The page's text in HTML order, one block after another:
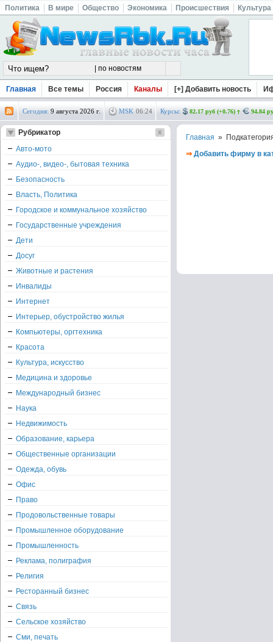
Политика В мире Общество Экономика Происшествия Культура
Главная Все темы Россия Каналы [+] Добавить новость
Сегодня: 9 августа 2026 г. MSK 06:24 Курсы: 82.17 руб (+0.76) 94.84
Главная »
⇒ Добавить фирму в
Рубрикатор
Авто-мото
Аудио-, видео-, бытовая техника
Безопасность
Власть, Политика
Городское и коммунальное хозяйство
Государственные учреждения
Дети
Досуг
Животные и растения
Инвалиды
Интернет
Интерьер, обустройство жилья
Компьютеры, оргтехника
Красота
Культура, искусство
Медицина и здоровье
Международный бизнес
Наука
Недвижимость
Образование, карьера
Общественные организации
Одежда, обувь
Офис
Право
Продовольственные товары
Промышленное оборудование
Промышленность
Реклама, полиграфия
Религия
Ресторанный бизнес
Связь
Сельское хозяйство
Сми, печать